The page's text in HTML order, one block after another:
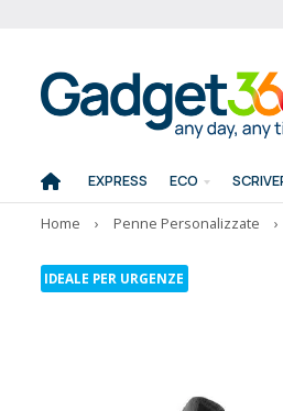
EXPRESS ECO
Home › Penne Personalizzate ›
IDEALE PER URGENZE